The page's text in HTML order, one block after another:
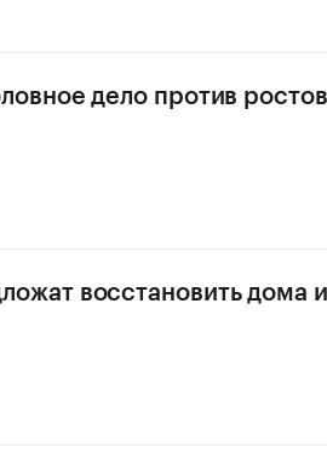
дело против
восстановить дома